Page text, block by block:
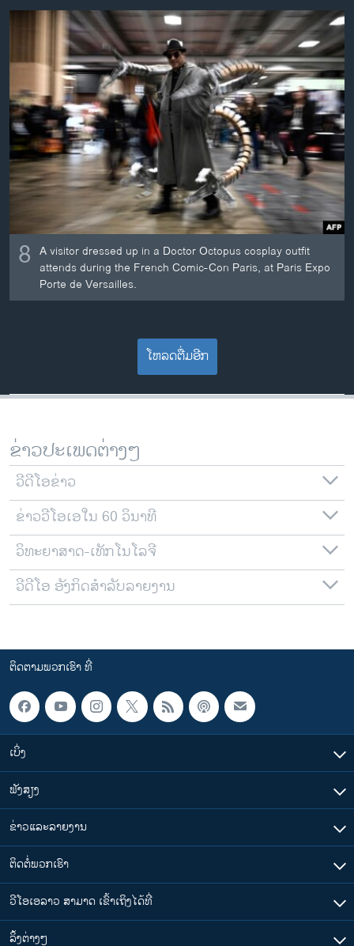
8 A visitor dressed up in a Doctor Octopus cosplay outfit
attends during the French Comic-Con Paris, at Paris Expo
Porte de Versailles.
ໂຫລດຕື່ມອີກ
ຂ່າວປະເພດຕ່າງໆ
ວີດີໂອຂ່າວ
ຂ່າວວີໂອເອໃນ 60 ວິນາທີ
ວິທະຍາສາດ-ເທັກໂນໂລຈີ
ວີດີໂອ ອັງກິດສຳລັບລາຍງານ
ຕິດຕາມພວກເຮົາ ທີ່
ເບິ່ງ
ຟັງສຽງ
ຂ່າວແລະລາຍງານ
ຕິດຕໍ່ພວກເຮົາ
ວີໂອເອລາວ ສາມາດ ເຂົ້າເຖິງໄດ້ທີ່
​ລິ້ງ​ຕ່າງໆ